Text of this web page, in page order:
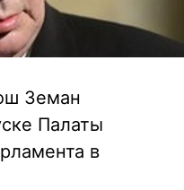
Земан
Палаты
в